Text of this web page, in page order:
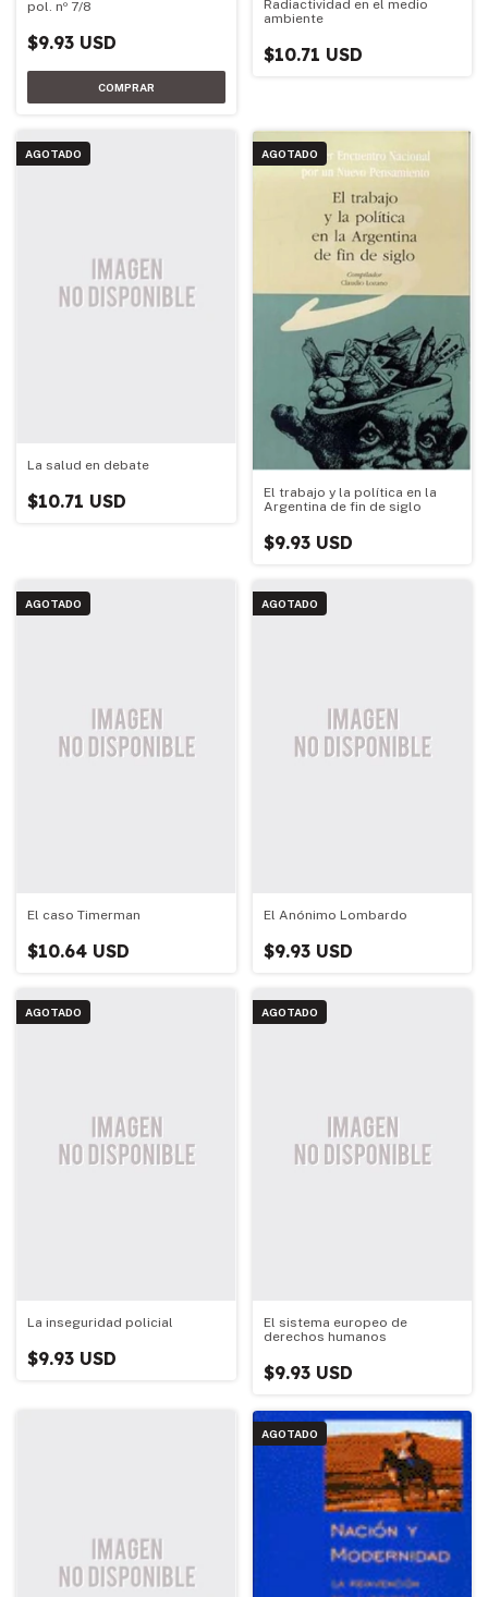
pol. nº 7/8
$9.93 USD
Radiactividad en el medio
ambiente
$10.71 USD
AGOTADO
La salud en debate
$10.71 USD
AGOTADO
El trabajo y la política en la
Argentina de fin de siglo
$9.93 USD
AGOTADO
El caso Timerman
$10.64 USD
AGOTADO
El Anónimo Lombardo
$9.93 USD
AGOTADO
La inseguridad policial
$9.93 USD
AGOTADO
El sistema europeo de
derechos humanos
$9.93 USD
AGOTADO